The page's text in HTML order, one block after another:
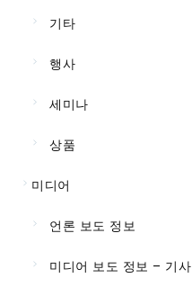
기타
행사
세미나
상품
미디어
언론 보도 정보
미디어 보도 정보 – 기사